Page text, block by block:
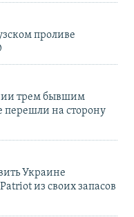
проливе
трем бывшим
перешли на сторону
Украине
из своих запасов